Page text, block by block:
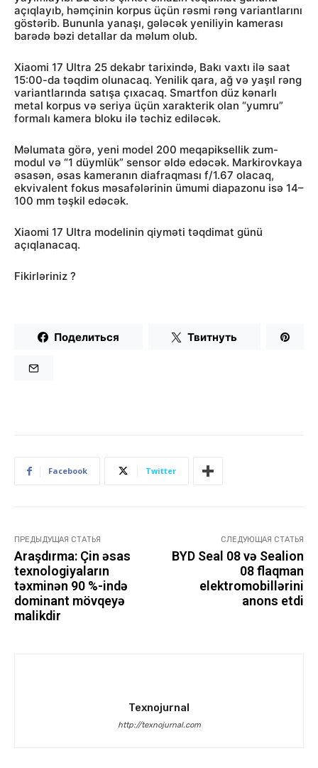
açıqlayıb, həmçinin korpus üçün rəsmi rəng variantlarını
göstərib. Bununla yanaşı, gələcək yeniliyin kamerası
barədə bəzi detallar da məlum olub.
Xiaomi 17 Ultra 25 dekabr tarixində, Bakı vaxtı ilə saat
15:00-da təqdim olunacaq. Yenilik qara, ağ və yaşıl rəng
variantlarında satışa çıxacaq. Smartfon düz kənarlı
metal korpus və seriya üçün xarakterik olan “yumru”
formalı kamera bloku ilə təchiz ediləcək.
Məlumata görə, yeni model 200 meqapiksellik zum-
modul və “1 düymlük” sensor əldə edəcək. Markirovkaya
əsasən, əsas kameranın diafraqması f/1.67 olacaq,
ekvivalent fokus məsafələrinin ümumi diapazonu isə 14–
100 mm təşkil edəcək.
Xiaomi 17 Ultra modelinin qiyməti təqdimat günü
açıqlanacaq.
Fikirləriniz ?
Поделиться Твитнуть
Facebook Twitter
ПРЕДЫДУЩАЯ СТАТЬЯ
Araşdırma: Çin əsas
texnologiyaların
təxminən 90 %-ində
dominant mövqeyə
malikdir
СЛЕДУЮЩАЯ СТАТЬЯ
BYD Seal 08 və Sealion
08 flaqman
elektromobillərini
anons etdi
Texnojurnal
http://texnojurnal.com